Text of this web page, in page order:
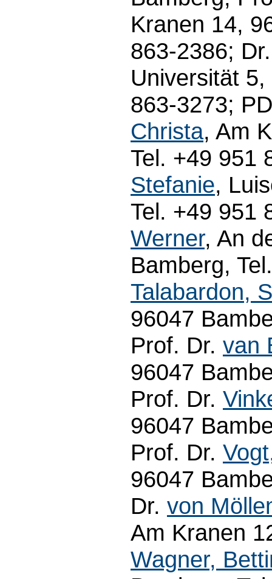
Kranen 14,
863-2386;
Universität
863-3273;
Christa, Am
Tel. +49 951
Stefanie,
Tel. +49 951
Werner, An
Bamberg,
Talabardon,
96047
Prof. Dr. van
96047
Prof. Dr.
96047
Prof. Dr.
96047
Dr. von
Am Kranen
Wagner,